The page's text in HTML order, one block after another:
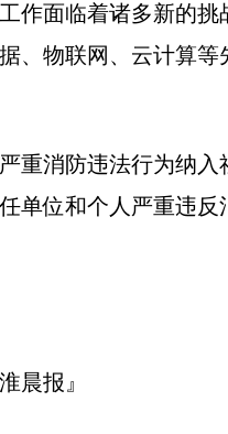
作面临着诸多新的
、物联网、云计算
重消防违法行为纳
单位和个人严重违
晨报』